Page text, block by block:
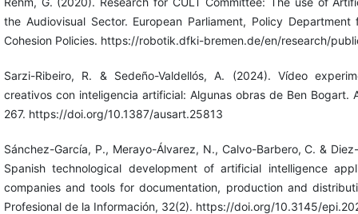
the Audiovisual Sector. European Parliament, Policy
Cohesion Policies. https://robotik.dfki-bremen.de/en/research/
Sarzi-Ribeiro, R. & Sedeño-Valdellós, A. (2024). Vídeo
creativos con inteligencia artificial: Algunas obras de Ben Bogart.
267. https://doi.org/10.1387/ausart.25813
Sánchez-García, P., Merayo-Álvarez, N., Calvo-Barbero, C. &
Spanish technological development of artificial intelligence
companies and tools for documentation, production and
Profesional de la Información, 32(2). https://doi.org/10.3145/